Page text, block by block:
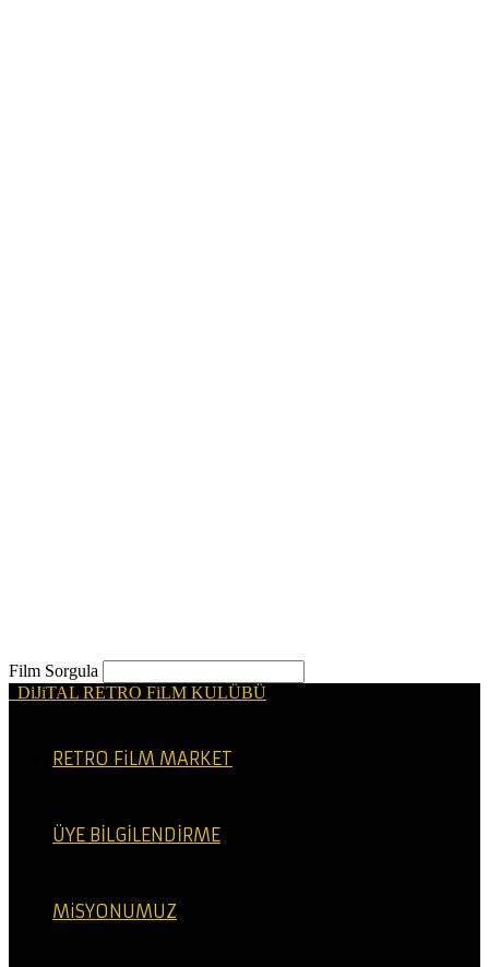
Film Sorgula
DiJiTAL RETRO FiLM KULÜBÜ
RETRO FiLM MARKET
ÜYE BİLGİLENDİRME
MiSYONUMUZ